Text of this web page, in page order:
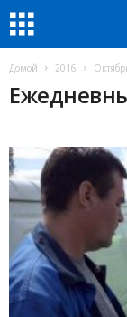
Домой 2016